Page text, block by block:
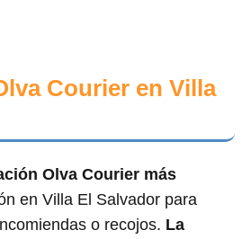
Courier en Villa
Olva Courier más
en Villa El Salvador para
o recojos. La